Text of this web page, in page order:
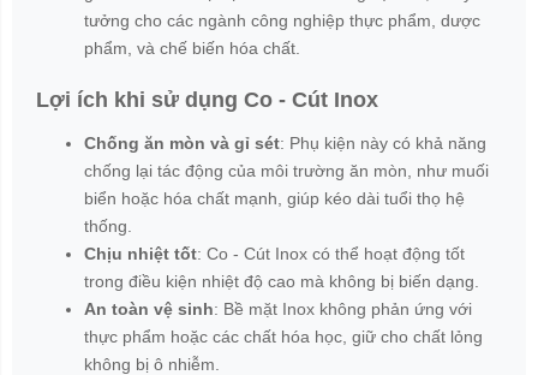
tưởng cho các ngành công nghiệp thực phẩm, dược
phẩm, và chế biến hóa chất.
Lợi ích khi sử dụng Co - Cút Inox
Chống ăn mòn và gỉ sét: Phụ kiện này có khả năng
chống lại tác động của môi trường ăn mòn, như muối
biển hoặc hóa chất mạnh, giúp kéo dài tuổi thọ hệ
thống.
Chịu nhiệt tốt: Co - Cút Inox có thể hoạt động tốt
trong điều kiện nhiệt độ cao mà không bị biến dạng.
An toàn vệ sinh: Bề mặt Inox không phản ứng với
thực phẩm hoặc các chất hóa học, giữ cho chất lỏng
không bị ô nhiễm.